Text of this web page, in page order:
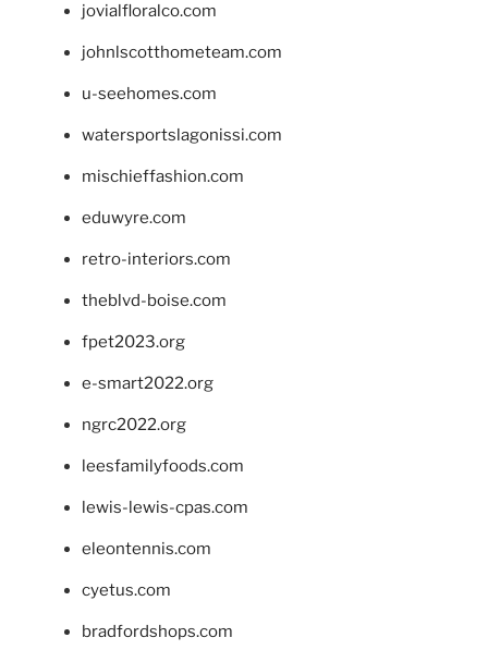
jovialfloralco.com
johnlscotthometeam.com
u-seehomes.com
watersportslagonissi.com
mischieffashion.com
eduwyre.com
retro-interiors.com
theblvd-boise.com
fpet2023.org
e-smart2022.org
ngrc2022.org
leesfamilyfoods.com
lewis-lewis-cpas.com
eleontennis.com
cyetus.com
bradfordshops.com